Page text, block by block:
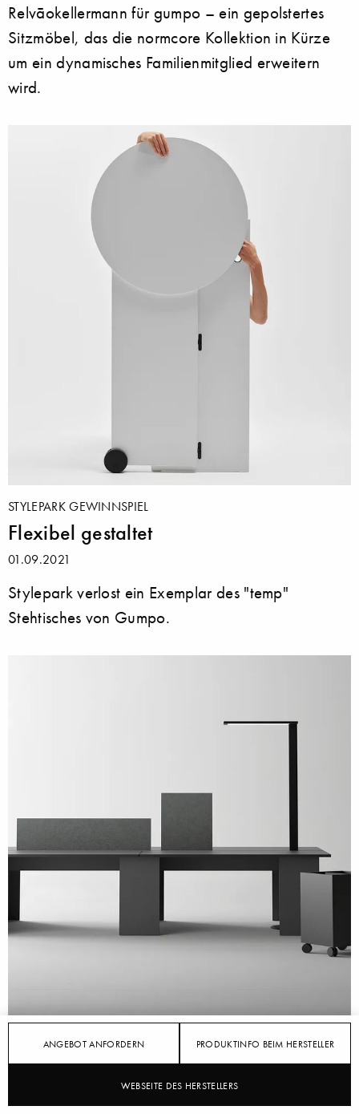
ANGEBOT ANFORDERN PRODUKTINFO BEIM HERSTELLER
WEBSEITE DES HERSTELLERS
Relvāokellermann für gumpo – ein gepolstertes
Sitzmöbel, das die normcore Kollektion in Kürze
um ein dynamisches Familienmitglied erweitern
wird.
STYLEPARK GEWINNSPIEL
Flexibel gestaltet
01.09.2021
Stylepark verlost ein Exemplar des "temp"
Stehtisches von Gumpo.
Flexibel bleiben